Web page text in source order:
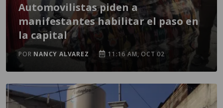
Automovilistas piden a
manifestantes habilitar el paso en
la capital
POR NANCY ALVAREZ 11:16 AM, OCT 02